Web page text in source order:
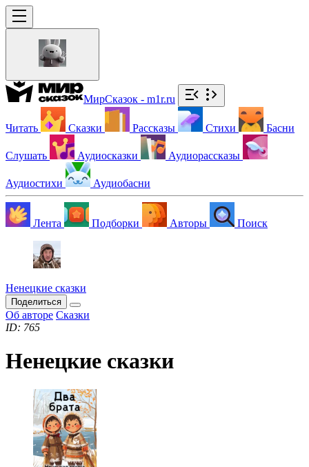
МирСказок - m1r.ru
Читать Сказки Рассказы Стихи Басни
Слушать Аудиосказки Аудиорассказы
Аудиостихи Аудиобасни
Лента Подборки Авторы Поиск
Ненецкие сказки
Поделиться
Об авторе Сказки
ID: 765
Ненецкие сказки